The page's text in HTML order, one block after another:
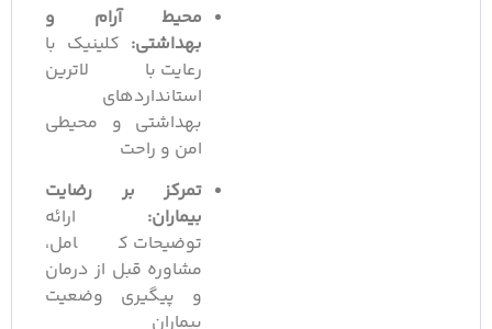
محیط آرام و
بهداشتی:کلینیک با
رعایت بالاترین
استانداردهای
بهداشتی و محیطی
امن و راحت
تمرکز بر رضایت
بیماران:ارائه
توضیحات کامل،
مشاوره قبل از درمان
و پیگیری وضعیت
بیماران